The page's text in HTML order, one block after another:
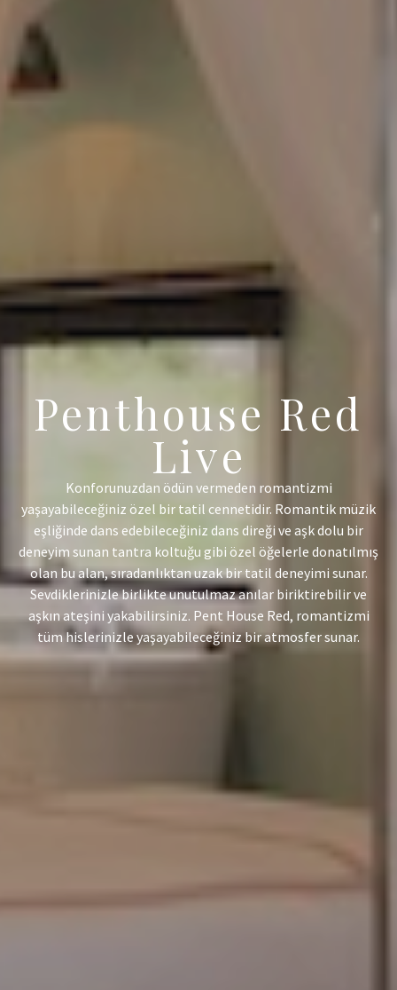
Penthouse Red
Live
Konforunuzdan ödün vermeden romantizmi
yaşayabileceğiniz özel bir tatil cennetidir. Romantik müzik
eşliğinde dans edebileceğiniz dans direği ve aşk dolu bir
deneyim sunan tantra koltuğu gibi özel öğelerle donatılmış
olan bu alan, sıradanlıktan uzak bir tatil deneyimi sunar.
Sevdiklerinizle birlikte unutulmaz anılar biriktirebilir ve
aşkın ateşini yakabilirsiniz. Pent House Red, romantizmi
tüm hislerinizle yaşayabileceğiniz bir atmosfer sunar.